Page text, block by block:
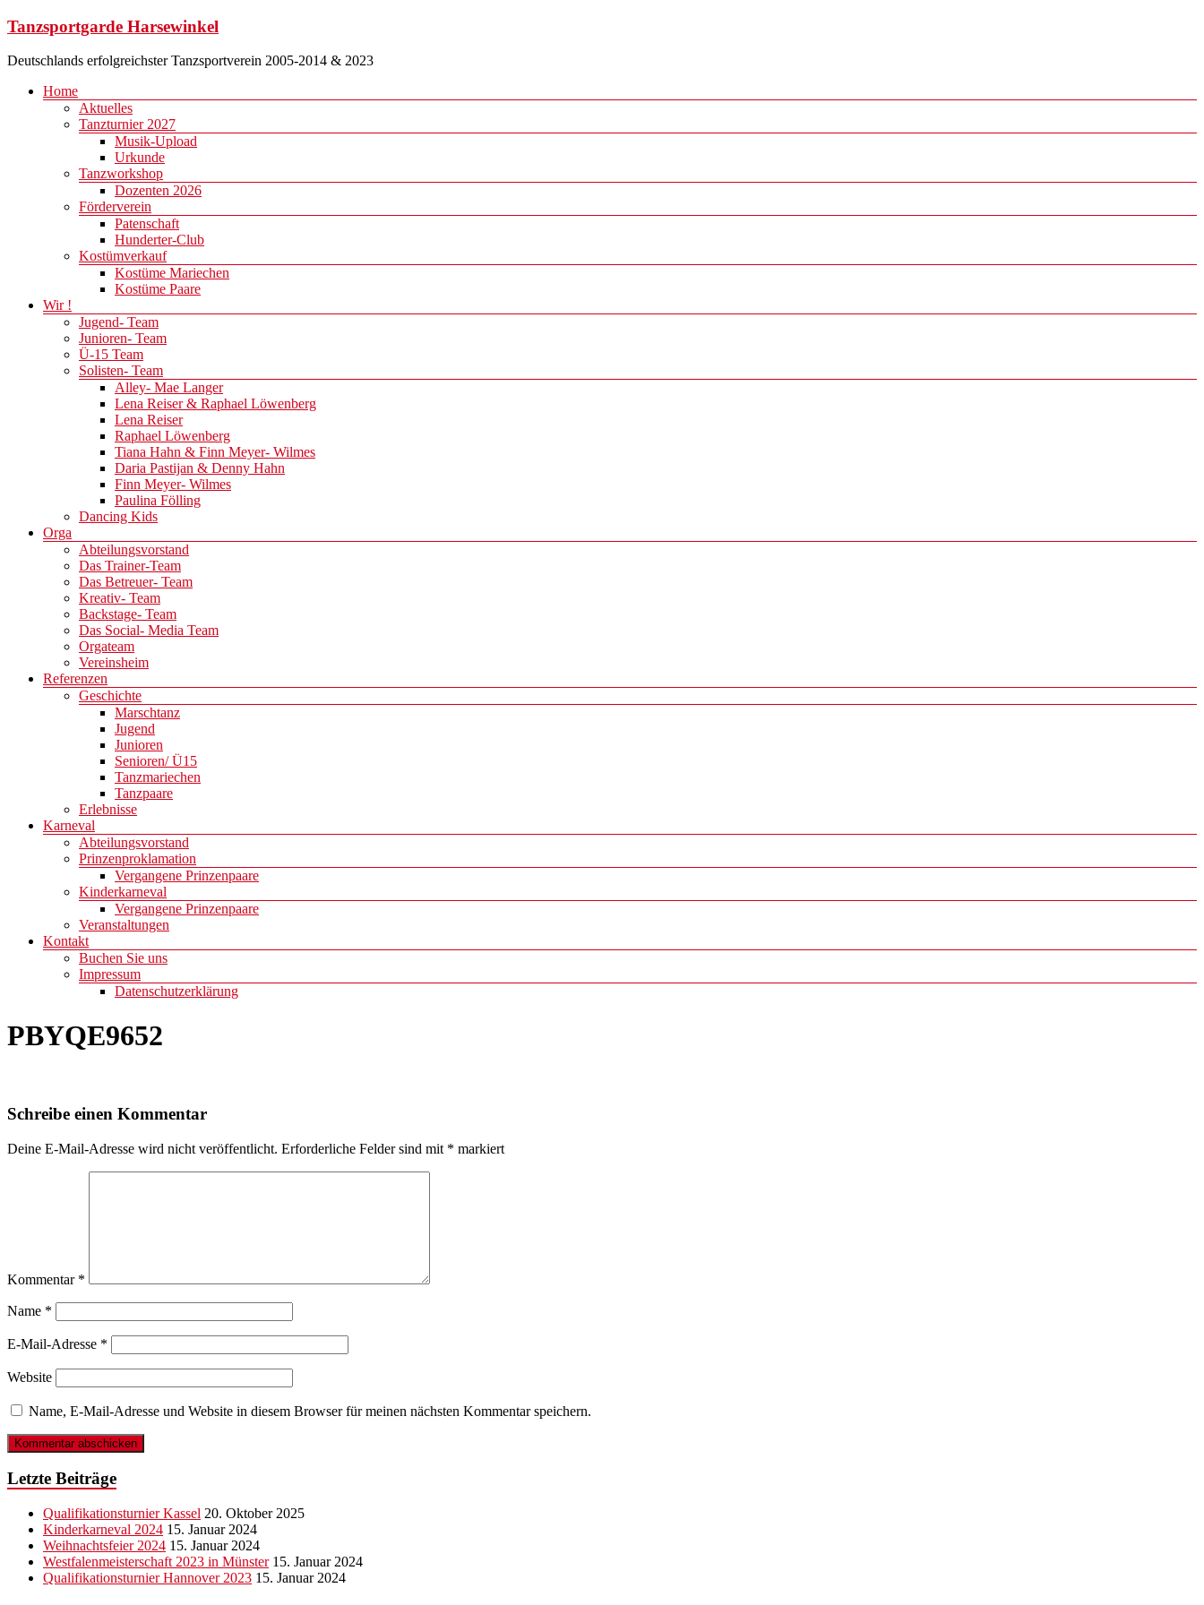
Zum
springen
Tanzsportgarde Harsewinkel
Deutschlands erfolgreichster Tanzsportverein 2005-2014 & 2023
Menü
Home
Aktuelles
Tanzturnier 2027
Musik-Upload
Urkunde
Tanzworkshop
Dozenten 2026
Förderverein
Patenschaft
Hunderter-Club
Kostümverkauf
Kostüme Mariechen
Kostüme Paare
Wir !
Jugend- Team
Junioren- Team
Ü-15 Team
Solisten- Team
Alley- Mae Langer
Lena Reiser & Raphael Löwenberg
Lena Reiser
Raphael Löwenberg
Tiana Hahn & Finn Meyer- Wilmes
Daria Pastijan & Denny Hahn
Finn Meyer- Wilmes
Paulina Fölling
Dancing Kids
Orga
Abteilungsvorstand
Das Trainer-Team
Das Betreuer- Team
Kreativ- Team
Backstage- Team
Das Social- Media Team
Orgateam
Vereinsheim
Referenzen
Geschichte
Marschtanz
Jugend
Junioren
Senioren/ Ü15
Tanzmariechen
Tanzpaare
Erlebnisse
Karneval
Abteilungsvorstand
Prinzenproklamation
Vergangene Prinzenpaare
Kinderkarneval
Vergangene Prinzenpaare
Veranstaltungen
Kontakt
Buchen Sie uns
Impressum
Datenschutzerklärung
PBYQE9652
Schreibe einen Kommentar
Deine E-Mail-Adresse wird nicht veröffentlicht. Erforderliche Felder sind mit * markiert
Kommentar *
Name *
E-Mail-Adresse *
Website
Name, E-Mail-Adresse und Website in diesem Browser für meinen nächsten Kommentar speichern.
Letzte Beiträge
Qualifikationsturnier Kassel 20. Oktober 2025
Kinderkarneval 2024 15. Januar 2024
Weihnachtsfeier 2024 15. Januar 2024
Westfalenmeisterschaft 2023 in Münster 15. Januar 2024
Qualifikationsturnier Hannover 2023 15. Januar 2024